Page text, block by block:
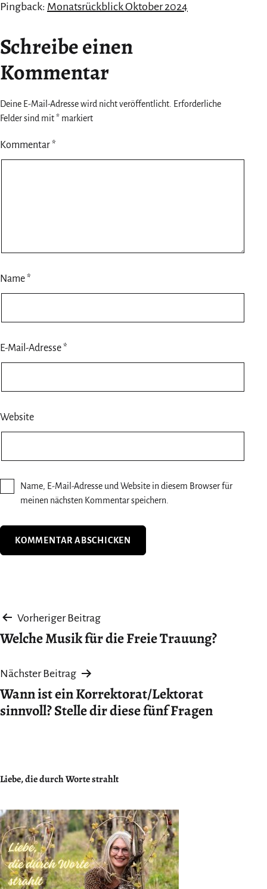
Pingback: Monatsrückblick Oktober 2024
Schreibe einen
Kommentar
Deine E-Mail-Adresse wird nicht veröffentlicht. Erforderliche
Felder sind mit* markiert
Kommentar*
Name*
E-Mail-Adresse*
Website
Name, E-Mail-Adresse und Website in diesem Browser für
meinen nächsten Kommentar speichern.
Beitragsnavigation
Vorheriger Beitrag
Welche Musik für die Freie Trauung?
Nächster Beitrag
Wann ist ein Korrektorat/Lektorat
sinnvoll? Stelle dir diese fünf Fragen
Liebe, die durch Worte strahlt